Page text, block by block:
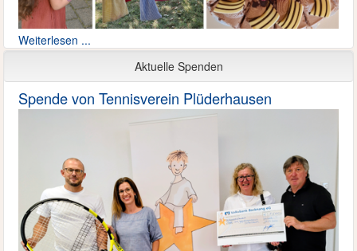
Weiterlesen ...
Aktuelle Spenden
Spende von Tennisverein Plüderhausen